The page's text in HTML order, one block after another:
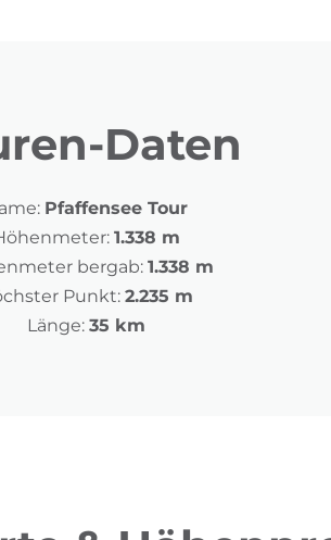
Daten
Pfaffensee Tour
1.338 m
bergab: 1.338 m
Punkt: 2.235 m
Länge: 35 km